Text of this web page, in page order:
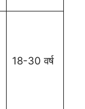
18-30 वर्ष